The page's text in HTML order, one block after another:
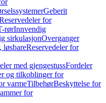
Geberit
for
rørInnvendig
sirkulasjonOverganger
løsbareReservedeler for
med gjengestussFordeler
og tilkoblinger for
varmeTilbehørBeskyttelse for
for